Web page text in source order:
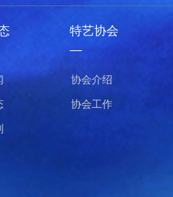
特艺协会
—
协会介绍
协会工作